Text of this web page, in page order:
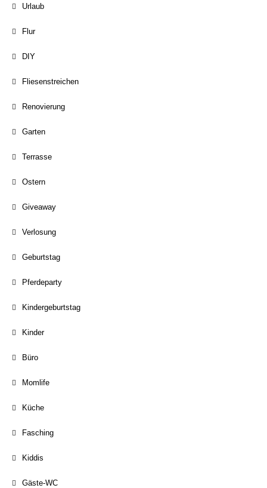
Urlaub
Flur
DIY
Fliesenstreichen
Renovierung
Garten
Terrasse
Ostern
Giveaway
Verlosung
Geburtstag
Pferdeparty
Kindergeburtstag
Kinder
Büro
Momlife
Küche
Fasching
Kiddis
Gäste-WC